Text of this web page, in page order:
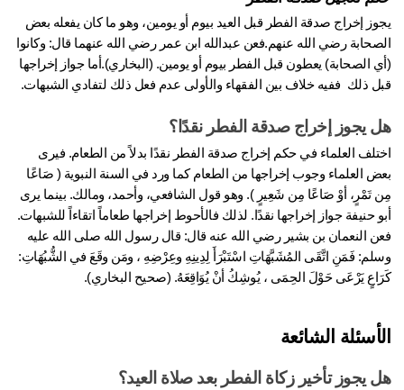
يجوز إخراج صدقة الفطر قبل العيد بيوم أو يومين، وهو ما كان يفعله بعض
الصحابة رضي الله عنهم.فعن عبدالله ابن عمر رضي الله عنهما قال: وكانوا
ذلك  ففيه خلاف بين الفقهاء والأولى عدم فعل ذلك لتفادي الشبهات.
يجوز إخراج صدقة الفطر نقدًا؟
اختلف العلماء في حكم إخراج صدقة الفطر نقدًا بدلاً من الطعام. فيرى
بعض العلماء وجوب إخراجها من الطعام كما ورد في السنة النبوية ( صَاعًا
أبو حنيفة جواز إخراجها نقدًا. لذلك فالأحوط إخراجها طعاماً اتقاءاً للشبهات.
فعن النعمان بن بشير رضي الله عنه قال: قال رسول الله صلى الله عليه
وسلم: فَمَنِ اتَّقَى المُشَبَّهَاتِ اسْتَبْرَأَ لِدِينِهِ وعِرْضِهِ ، ومَن وقَعَ في الشُّبُهَاتِ:
يَرْعَى حَوْلَ الحِمَى ، يُوشِكُ أنْ يُوَاقِعَهُ. (صحيح البخاري).
الشائعة
يجوز تأخير زكاة الفطر بعد صلاة العيد؟